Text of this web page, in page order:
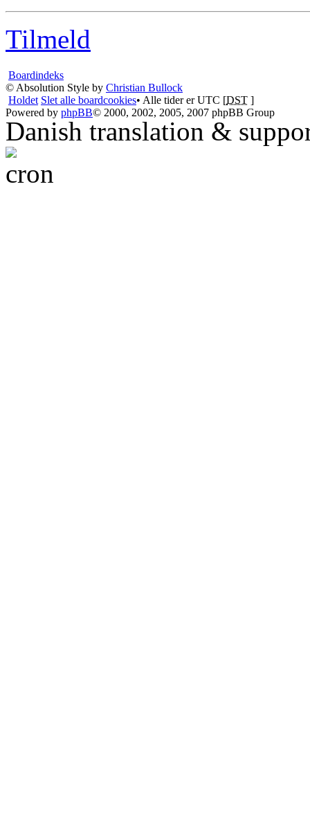
Tilmeld
Boardindeks
© Absolution Style by Christian Bullock
Holdet Slet alle boardcookies• Alle tider er UTC [DST ]
Powered by phpBB© 2000, 2002, 2005, 2007 phpBB Group
Danish translation &